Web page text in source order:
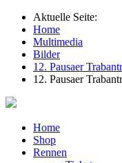
Aktuelle Seite:
Home
Multimedia
Bilder
12. Pausaer
12. Pausaer
Home
Shop
Rennen